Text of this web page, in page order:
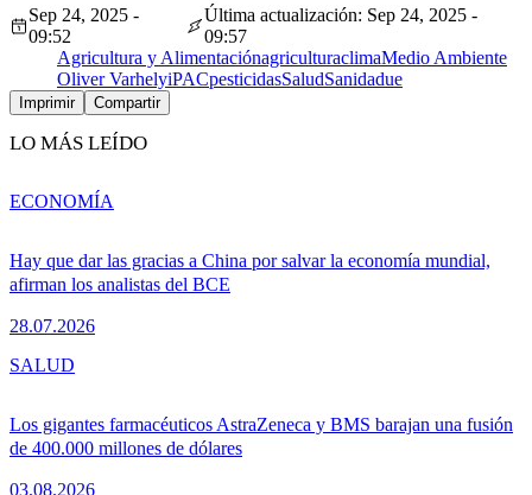
Sep 24, 2025 -
09:52
Última actualización: Sep 24, 2025 -
09:57
Agricultura y AlimentaciónagriculturaclimaMedio Ambiente
Oliver VarhelyiPACpesticidasSaludSanidadue
Imprimir Compartir
LO MÁS LEÍDO
Hay que dar las gracias a China por salvar la economía mundial,
afirman los analistas del BCE
28.07.2026
ECONOMÍA
Los gigantes farmacéuticos AstraZeneca y BMS barajan una fusión
de 400.000 millones de dólares
03.08.2026
SALUD